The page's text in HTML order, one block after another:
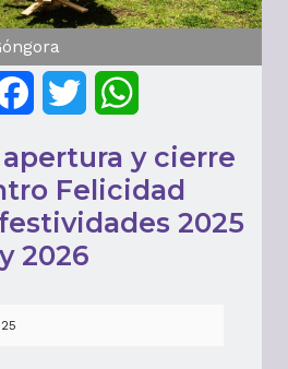
FacebookTwitter
y cierre
Felicidad
2025
y 2026